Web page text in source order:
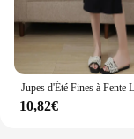
10,82€